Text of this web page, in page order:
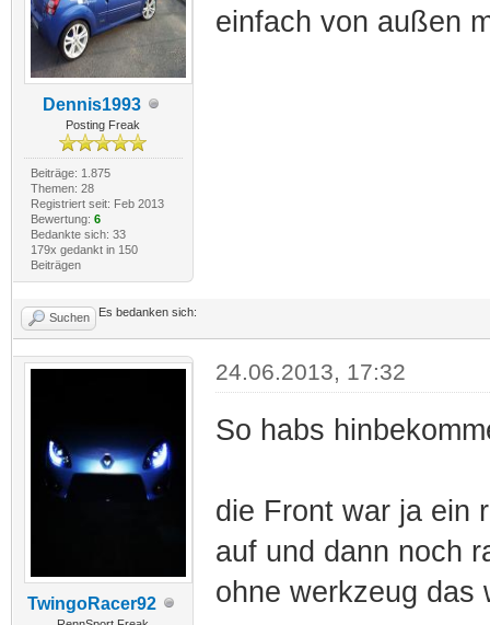
Dennis1993
Posting Freak
Beiträge: 1.875
Themen: 28
Registriert seit: Feb 2013
Bewertung: 6
Bedankte sich: 33
179x gedankt in 150
Beiträgen
einfach von außen
Suchen Es bedanken sich:
TwingoRacer92
24.06.2013, 17:32
So habs
die Front war ja ein
auf und dann noch
ohne werkzeug das